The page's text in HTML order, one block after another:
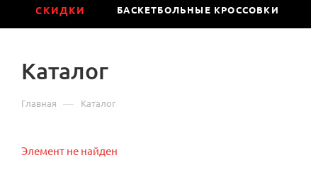
СКИДКИ БАСКЕТБОЛЬНЫЕ КРОССОВКИ
Каталог
Главная — Каталог
Элемент не найден